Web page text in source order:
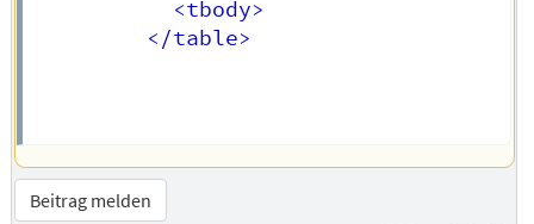
         </table>
Beitrag melden